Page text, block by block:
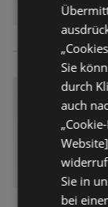
Sie
durch
auch
Sie in
bei